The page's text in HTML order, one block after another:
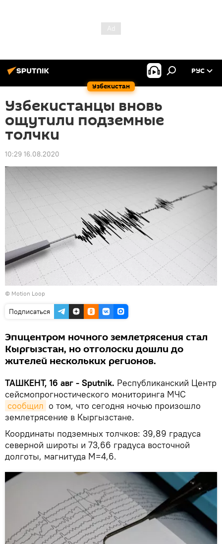
Узбекистан
РУС
Узбекистанцы вновь
ощутили подземные
толчки
10:29 16.08.2020
© Motion Loop
Подписаться
Эпицентром ночного землетрясения стал
Кыргызстан, но отголоски дошли до
жителей нескольких регионов.
ТАШКЕНТ, 16 авг - Sputnik. Республиканский Центр
сейсмопрогностического мониторинга МЧС
сообщил о том, что сегодня ночью произошло
землетрясение в Кыргызстане.
Координаты подземных толчков: 39,89 градуса
северной широты и 73,66 градуса восточной
долготы, магнитуда М=4,6.